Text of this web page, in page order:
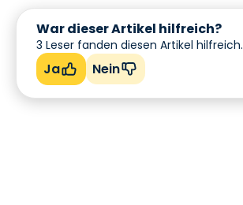
War dieser Artikel hilfreich?
3 Leser fanden diesen Artikel hilfreich.
Ja Nein